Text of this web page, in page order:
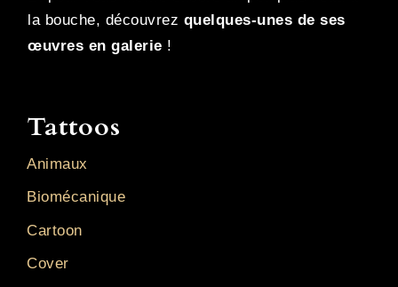
la bouche, découvrez quelques-unes de ses
œuvres en galerie !
Tattoos
Animaux
Biomécanique
Cartoon
Cover